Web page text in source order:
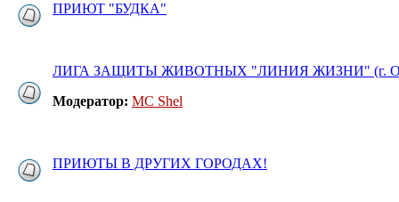
ПРИЮТ "БУДКА"
ЛИГА ЗАЩИТЫ ЖИВОТНЫХ "ЛИНИЯ ЖИЗНИ" (г.
Модератор: MC Shel
ПРИЮТЫ В ДРУГИХ ГОРОДАХ!